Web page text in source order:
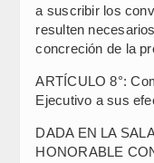
a suscribir los
resulten
concreción de la
ARTÍCULO 8°:
Ejecutivo a sus
DADA EN LA
HONORABLE